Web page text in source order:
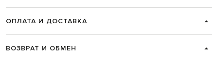
ОПЛАТА И ДОСТАВКА
ВОЗВРАТ И ОБМЕН